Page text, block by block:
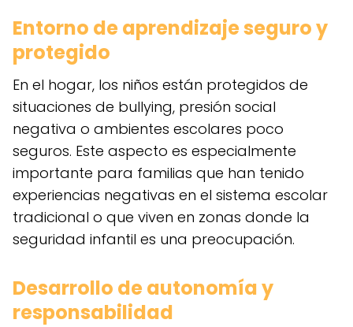
Entorno de aprendizaje seguro y
protegido
En el hogar, los niños están protegidos de
situaciones de bullying, presión social
negativa o ambientes escolares poco
seguros. Este aspecto es especialmente
importante para familias que han tenido
experiencias negativas en el sistema escolar
tradicional o que viven en zonas donde la
seguridad infantil es una preocupación.
Desarrollo de autonomía y
responsabilidad